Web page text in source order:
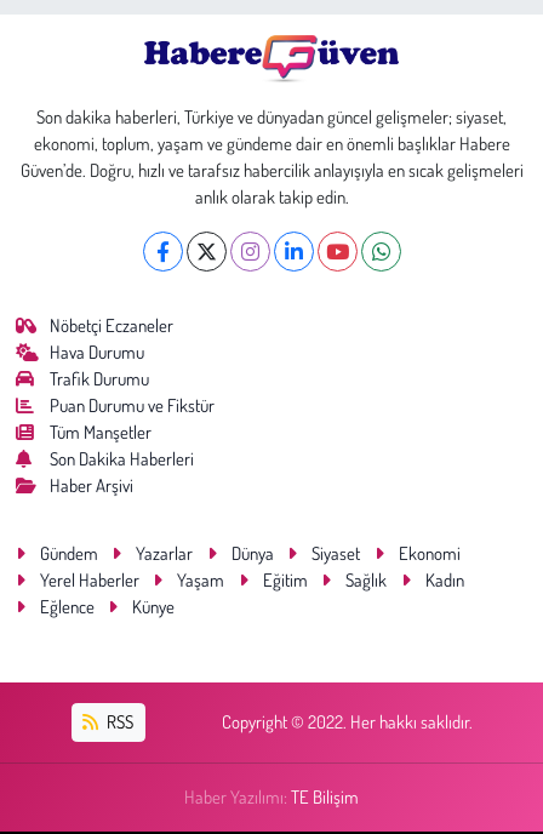
Son dakika haberleri, Türkiye ve dünyadan güncel gelişmeler; siyaset,
ekonomi, toplum, yaşam ve gündeme dair en önemli başlıklar Habere
Güven’de. Doğru, hızlı ve tarafsız habercilik anlayışıyla en sıcak gelişmeleri
anlık olarak takip edin.
Nöbetçi Eczaneler
Hava Durumu
Trafik Durumu
Puan Durumu ve Fikstür
Tüm Manşetler
Son Dakika Haberleri
Haber Arşivi
Gündem Yazarlar Dünya Siyaset
Ekonomi
Yerel Haberler
Yaşam Eğitim Sağlık
Kadın
Eğlence
Künye
RSS Copyright © 2022. Her hakkı saklıdır.
Haber Yazılımı: TE Bilişim